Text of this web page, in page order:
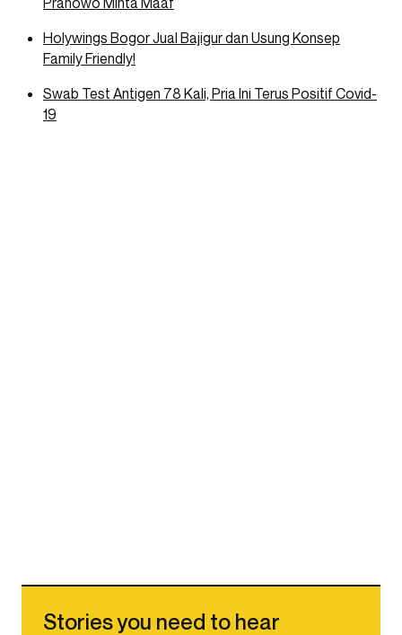
Holywings Bogor Jual Bajigur dan Usung Konsep
Family Friendly!
Swab Test Antigen 78 Kali, Pria Ini Terus Positif Covid-
19
Stories you need to hear